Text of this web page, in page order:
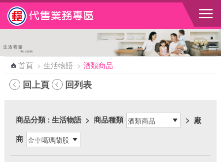
跳到主要內容區塊
首頁 > 生活物語 > 酒類商品
回上頁 回列表
商品分類: 生活物語 > 商品種類 > 廠
商